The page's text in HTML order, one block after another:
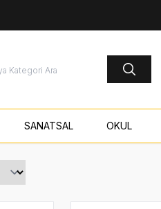
SANATSAL OKUL